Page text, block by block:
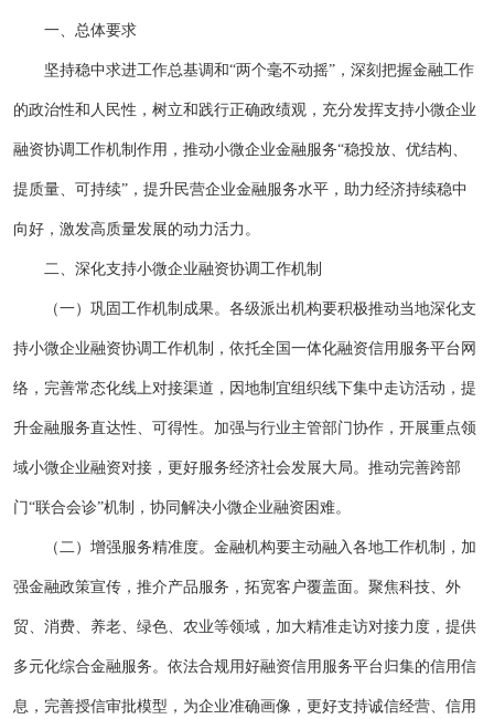
一、总体要求
坚持稳中求进工作总基调和“两个毫不动摇”，深刻把握金融工作
的政治性和人民性，树立和践行正确政绩观，充分发挥支持小微企业
融资协调工作机制作用，推动小微企业金融服务“稳投放、优结构、
提质量、可持续”，提升民营企业金融服务水平，助力经济持续稳中
向好，激发高质量发展的动力活力。
二、深化支持小微企业融资协调工作机制
（一）巩固工作机制成果。各级派出机构要积极推动当地深化支
持小微企业融资协调工作机制，依托全国一体化融资信用服务平台网
络，完善常态化线上对接渠道，因地制宜组织线下集中走访活动，提
升金融服务直达性、可得性。加强与行业主管部门协作，开展重点领
域小微企业融资对接，更好服务经济社会发展大局。推动完善跨部
门“联合会诊”机制，协同解决小微企业融资困难。
（二）增强服务精准度。金融机构要主动融入各地工作机制，加
强金融政策宣传，推介产品服务，拓宽客户覆盖面。聚焦科技、外
贸、消费、养老、绿色、农业等领域，加大精准走访对接力度，提供
多元化综合金融服务。依法合规用好融资信用服务平台归集的信用信
息，完善授信审批模型，为企业准确画像，更好支持诚信经营、信用